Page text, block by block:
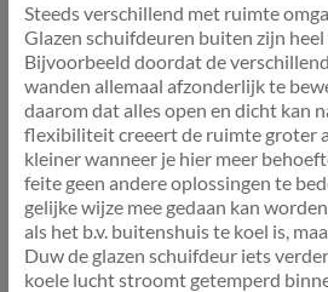
Steeds verschillend met ruimte
Glazen schuifdeuren buiten zijn
Bijvoorbeeld doordat de
wanden allemaal afzonderlijk te
daarom dat alles open en dicht kan
flexibiliteit creeert de ruimte groter
kleiner wanneer je hier meer
feite geen andere oplossingen te
gelijke wijze mee gedaan kan
als het b.v. buitenshuis te koel is,
Duw de glazen schuifdeur iets
koele lucht stroomt getemperd